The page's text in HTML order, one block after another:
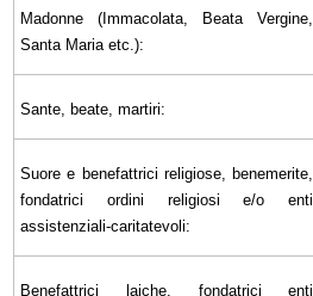
Madonne (Immacolata, Beata Vergine,
Santa Maria etc.):
Sante, beate, martiri:
Suore e benefattrici religiose, benemerite,
fondatrici ordini religiosi e/o enti
assistenziali-caritatevoli:
Benefattrici laiche, fondatrici enti